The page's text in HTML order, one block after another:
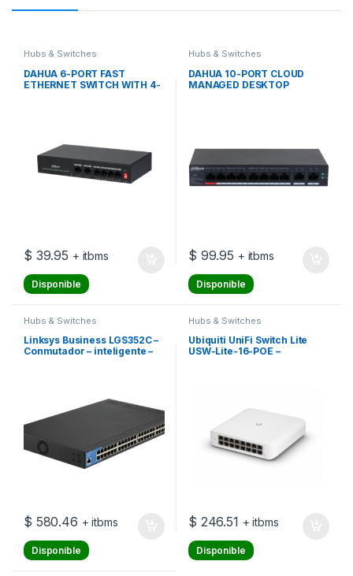
Hubs & Switches
DAHUA 6-PORT FAST
ETHERNET SWITCH WITH 4-
$ 39.95 + itbms
Disponible
Hubs & Switches
DAHUA 10-PORT CLOUD
MANAGED DESKTOP
$ 99.95 + itbms
Disponible
Hubs & Switches
Linksys Business LGS352C –
Conmutador – inteligente –
$ 580.46 + itbms
Disponible
Hubs & Switches
Ubiquiti UniFi Switch Lite
USW-Lite-16-POE –
$ 246.51 + itbms
Disponible